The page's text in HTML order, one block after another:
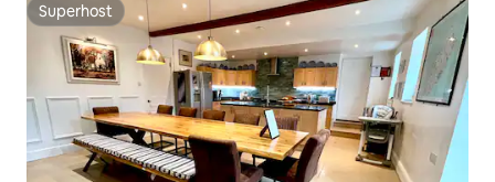
Superhost
Superhost